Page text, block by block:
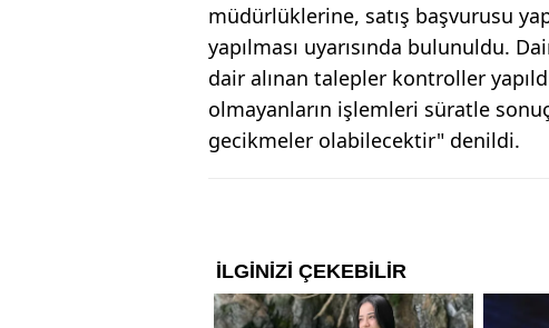
müdürlüklerine, satış başvurusu
yapılması uyarısında bulunuldu.
dair alınan talepler kontroller
olmayanların işlemleri süratle
gecikmeler olabilecektir" denildi.